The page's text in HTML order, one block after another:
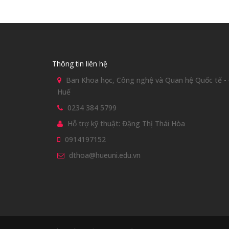
Thông tin liên hệ
Ban Khoa học, Công nghệ và Quan hệ Quốc tế
Huế
0234 384 5799
Hỗ trợ kỹ thuật: Đặng Thị Thái Hòa
0914197152
dthoa@hueuni.edu.vn